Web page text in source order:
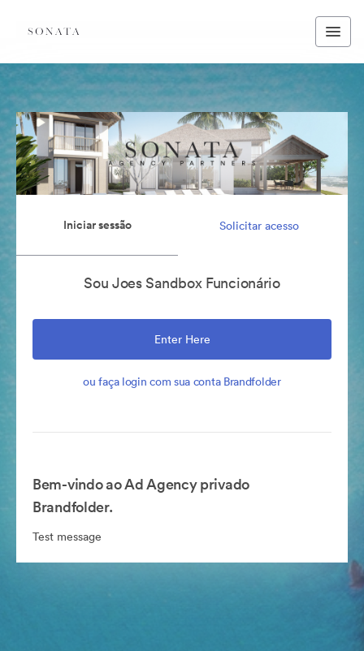
Iniciar sessão Solicitar acesso
Sou Joes Sandbox Funcionário
Enter Here
ou faça login com sua conta Brandfolder
Bem-vindo ao Ad Agency privado
Brandfolder.
Test message